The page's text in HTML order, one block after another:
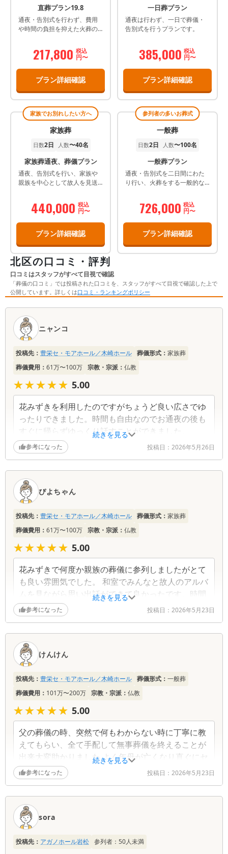
直葬プラン19.8
通夜・告別式を行わず、費用
や時間の負担を抑えた火葬の
だけで最低限のお別れをした
い方に最適です。 ご出棺前に
だけの大切なお時間を過ごし
ていただけます。
217,800 税込
円〜
プラン詳細確認
一日葬プラン
通夜は行わず、一日で葬儀・
告別式を行うプランです。
385,000 税込
円〜
プラン詳細確認
家族でお別れしたい方へ
家族葬
日数2日 人数〜40名
家族葬通夜、葬儀プラン
通夜、告別式を行い、家族や
親族を中心として故人を見送
440,000 税込
円〜
プラン詳細確認
参列者の多いお葬式
一般葬
日数2日 人数〜100名
一般葬プラン
通夜・告別式を二日間にわた
り行い、火葬をする一般的な
726,000 税込
円〜
プラン詳細確認
北区の口コミ・評判
口コミはスタッフがすべて目視で確認
「葬儀の口コミ」では投稿された口コミを、スタッフがすべて目視で確認した上で
公開しています。詳しくは口コミ・ランキングポリシー
続きを見る
ニャンコ
投稿先： 豊栄セ・モアホール／木崎ホール 葬儀形式： 家族葬
葬儀費用： 61万〜100万 宗教・宗派： 仏教
★★★★★
★★★★★ 5.00
花みずきを利用したのですがちょうど良い広さでゆ
ったりできました。時間も自由なのでお通夜の後も
すぐに帰らずゆっくり話すことができました。
参考になった 投稿日： 2026年5月26日
続きを見る
ぴよちゃん
投稿先： 豊栄セ・モアホール／木崎ホール 葬儀形式： 家族葬
葬儀費用： 61万〜100万 宗教・宗派： 仏教
★★★★★
★★★★★ 5.00
花みずきで何度か親族の葬儀に参列しましたがとて
も良い雰囲気でした。 和室でみんなと故人のアルバ
ムを見ながら思い出話ができて良かったです。時間
が自由なので遅くまでみんなと過ごすことができま
した。
参考になった 投稿日： 2026年5月23日
続きを見る
けんけん
投稿先： 豊栄セ・モアホール／木崎ホール 葬儀形式： 一般葬
葬儀費用： 101万〜200万 宗教・宗派： 仏教
★★★★★
★★★★★ 5.00
父の葬儀の時、突然で何もわからない時に丁寧に教
えてもらい、全て手配して無事葬儀を終えることが
出来大変助かりました よく年母が亡くなり直ぐにセ
モア木崎に連絡し滞りなく葬儀を終える事が出来ま
した これからも何かあれば頼りにしています
参考になった 投稿日： 2026年5月23日
sora
投稿先： アガノホール岩松 参列者： 50人未満